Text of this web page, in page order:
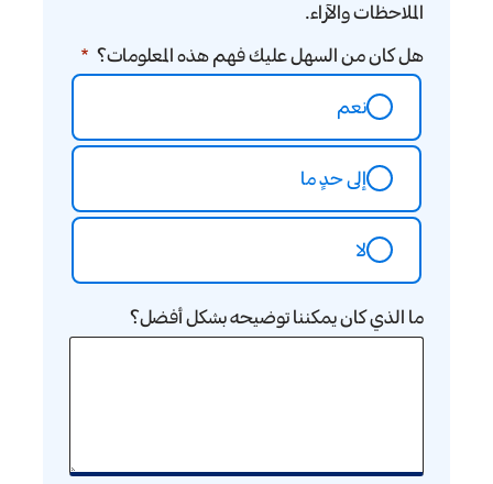
الملاحظات والآراء.
هل كان من السهل عليك فهم هذه المعلومات؟
نعم
إلى حدٍ ما
لا
ما الذي كان يمكننا توضيحه بشكل أفضل؟